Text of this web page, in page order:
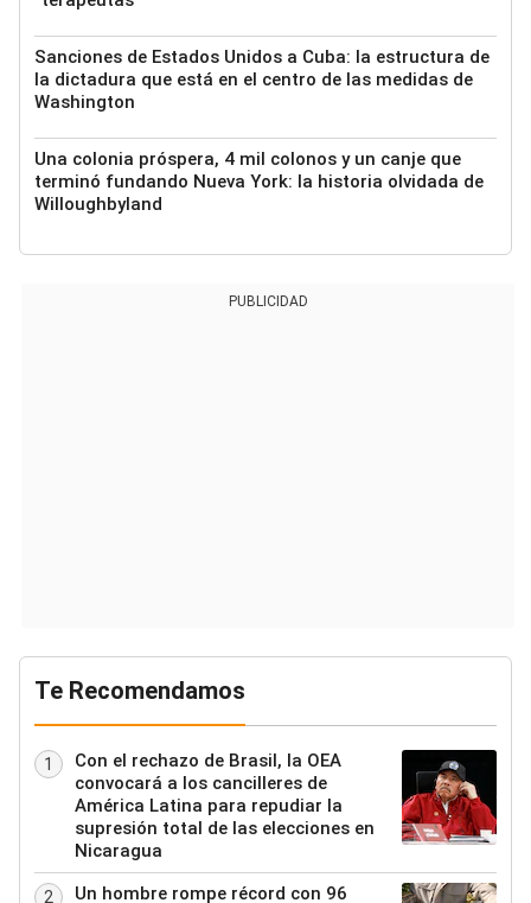
Sanciones de Estados Unidos a Cuba: la estructura de
la dictadura que está en el centro de las medidas de
Washington
Una colonia próspera, 4 mil colonos y un canje que
terminó fundando Nueva York: la historia olvidada de
Willoughbyland
PUBLICIDAD
Te Recomendamos
1
Con el rechazo de Brasil, la OEA
convocará a los cancilleres de
América Latina para repudiar la
supresión total de las elecciones en
Nicaragua
2 Un hombre rompe récord con 96